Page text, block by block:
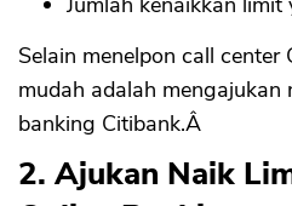
Selain menelpon call
mudah adalah mengajukan
banking Citibank.Â
2. Ajukan Naik